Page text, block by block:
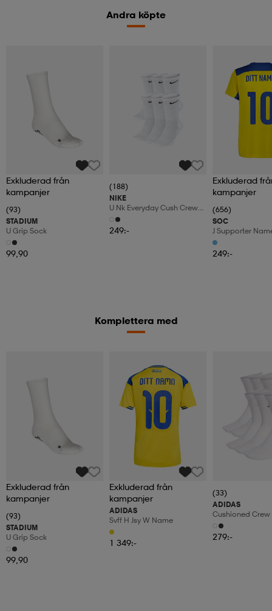
Andra köpte
Exkluderad från
kampanjer
(93)
STADIUM
U Grip Sock
99,90
(188)
NIKE
U Nk Everyday Cush Crew
6pr-Bd
249:-
Exkluderad
kampanjer
(656)
SOC
J Supporter
249:-
Komplettera med
Exkluderad från
kampanjer
(93)
STADIUM
U Grip Sock
99,90
Exkluderad från
kampanjer
ADIDAS
Svff H Jsy W Name
1 349:-
(33)
ADIDAS
Cushioned Crew
Pair Pack
279:-